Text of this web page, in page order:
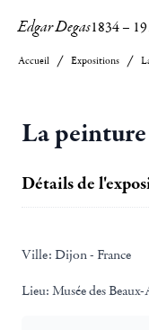
Edgar Degas1834–
Accueil Expositions
La
Détails de
Ville: Dijon - France
Lieu: Musée des